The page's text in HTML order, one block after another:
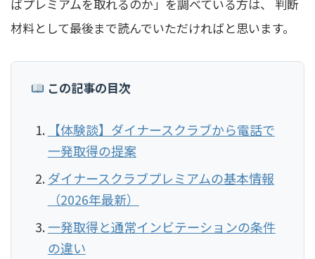
ばプレミアムを取れるのか」を調べている方は、 判断
材料として最後まで読んでいただければと思います。
この記事の目次
【体験談】ダイナースクラブから電話で
一発取得の提案
ダイナースクラブプレミアムの基本情報
（2026年最新）
一発取得と通常インビテーションの条件
の違い